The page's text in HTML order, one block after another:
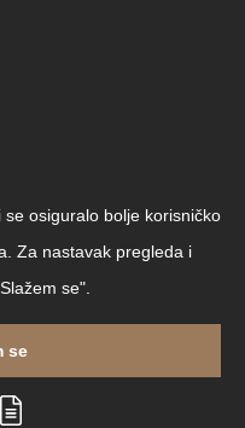
osiguralo bolje korisničko
Za nastavak pregleda i
se".
se